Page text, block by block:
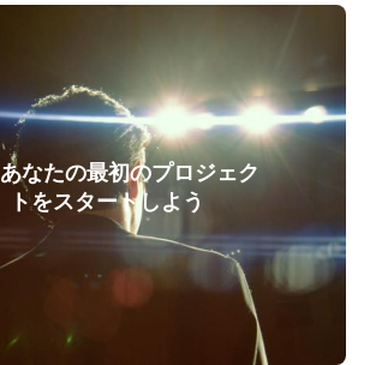
あなたの最初のプロジェク
トをスタートしよう